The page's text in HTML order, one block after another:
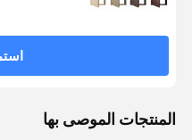
المنتجات الموصى بها